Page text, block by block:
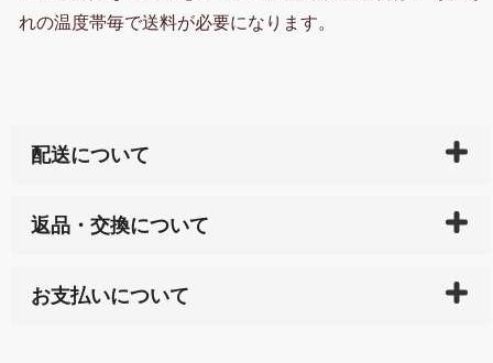
れの温度帯毎で送料が必要になります。
配送について
天ペイ」の方はご注文受付後）、 長崎県下全域に点在
サイト内で購入された商品の送料は、こちらの
全国送
返品・交換について
または配送途中の 事故などで不都合が生じている場合
お支払いについて